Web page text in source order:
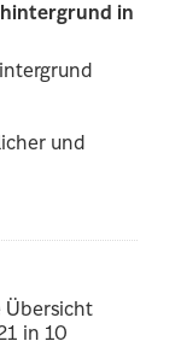
in
und
Übersicht
in 10